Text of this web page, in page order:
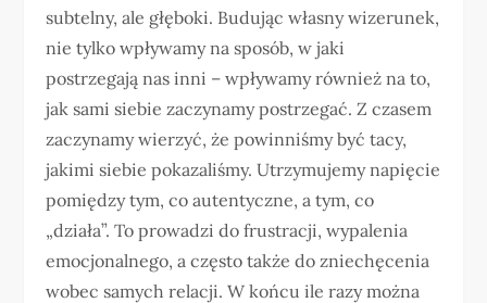
subtelny, ale głęboki. Budując własny wizerunek,
nie tylko wpływamy na sposób, w jaki
postrzegają nas inni – wpływamy również na to,
jak sami siebie zaczynamy postrzegać. Z czasem
zaczynamy wierzyć, że powinniśmy być tacy,
jakimi siebie pokazaliśmy. Utrzymujemy napięcie
pomiędzy tym, co autentyczne, a tym, co
„działa”. To prowadzi do frustracji, wypalenia
emocjonalnego, a często także do zniechęcenia
wobec samych relacji. W końcu ile razy można